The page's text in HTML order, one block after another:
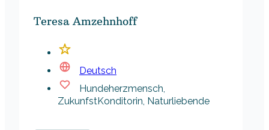
Teresa Amzehnhoff
Deutsch
Hundeherzmensch,
ZukunfstKonditorin, Naturliebende